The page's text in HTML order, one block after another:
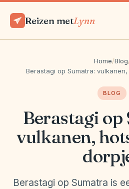
Reizen metLynn
Home/Blog
Berastagi op Sumatra:
BLOG
Berastagi
vulkanen,
Berastagi op Sumatra is